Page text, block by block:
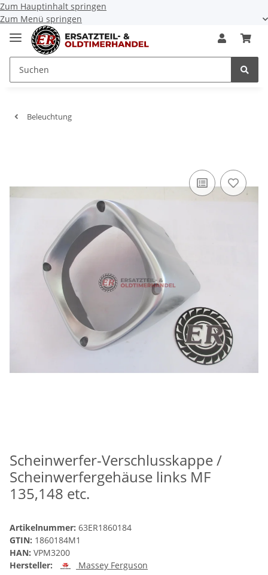
Zum Hauptinhalt springen
Zum Menü springen
Beleuchtung
Scheinwerfer-Verschlusskappe /
Scheinwerfergehäuse links MF
135,148 etc.
Artikelnummer: 63ER1860184
GTIN: 1860184M1
HAN: VPM3200
Hersteller:
Massey Ferguson